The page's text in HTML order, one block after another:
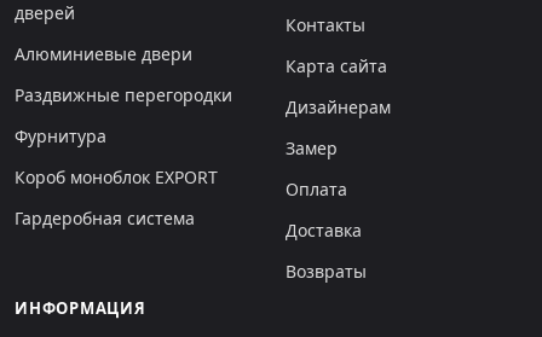
дверей
Алюминиевые двери
Раздвижные перегородки
Фурнитура
Короб моноблок EXPORT
Гардеробная система
Контакты
Карта сайта
Дизайнерам
Замер
Оплата
Доставка
Возвраты
ИНФОРМАЦИЯ